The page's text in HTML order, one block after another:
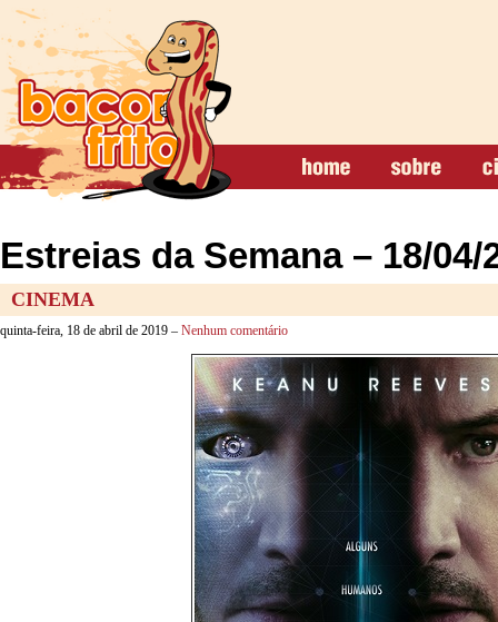
Estreias da Semana – 18/04/
CINEMA
quinta-feira, 18 de abril de 2019 – Nenhum comentário